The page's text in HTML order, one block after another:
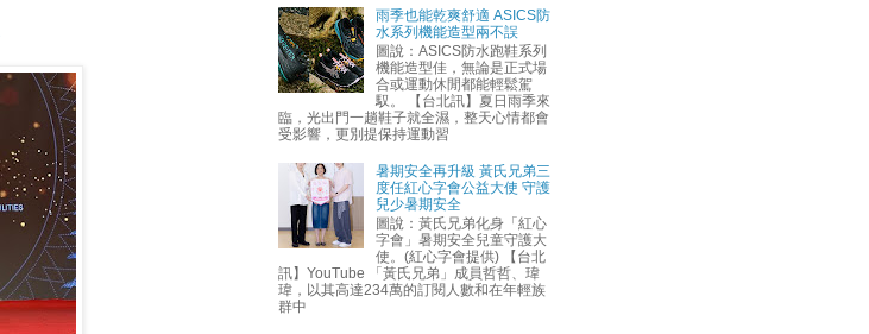
雨季也能乾爽舒適 ASICS防
水系列機能造型兩不誤
圖說：ASICS防水跑鞋系列
機能造型佳，無論是正式場
合或運動休閒都能輕鬆駕
馭。 【台北訊】夏日雨季來
臨，光出門一趟鞋子就全濕，整天心情都會
受影響，更別提保持運動習
暑期安全再升級 黃氏兄弟三
度任紅心字會公益大使 守護
兒少暑期安全
圖說：黃氏兄弟化身「紅心
字會」暑期安全兒童守護大
使。(紅心字會提供) 【台北
訊】YouTube 「黃氏兄弟」成員哲哲、瑋
瑋，以其高達234萬的訂閱人數和在年輕族
群中